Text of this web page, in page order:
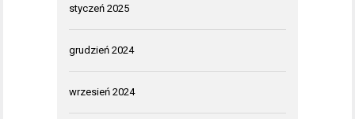
styczeń 2025
grudzień 2024
wrzesień 2024